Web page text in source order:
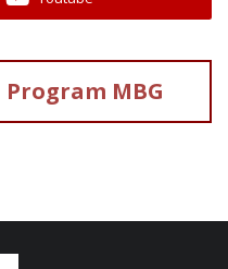
Program MBG